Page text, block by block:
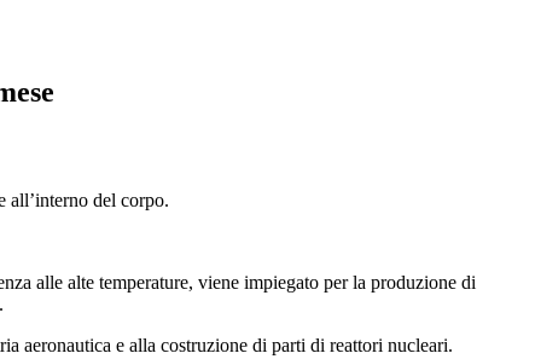
all’interno del corpo.
alle alte temperature, viene impiegato per la produzione di
aeronautica e alla costruzione di parti di reattori nucleari.